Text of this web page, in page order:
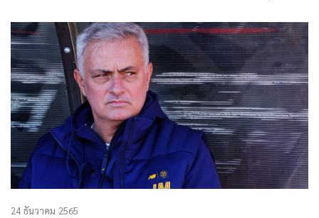
ในเกมกัลโช เซเรีย อา อิตาลี เมื่อคืนวันที่ 28 กุมภาพันธ์ที่ผ่าน
มา
24 ธันวาคม 2565